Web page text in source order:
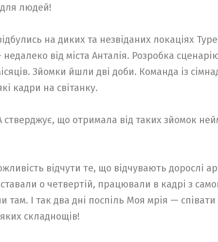
для людей!
на диких та незвіданих локаціях
від міста Анталія. Розробка
Зйомки йшли дві доби. Команда із
кадри на світанку.
стверджує, що отримала від таких зйомок
відчути те, що відчувають дорослі
о четвертій, працювали в кадрі з
там. І так два дні поспіль Моя мрія —
складнощів!